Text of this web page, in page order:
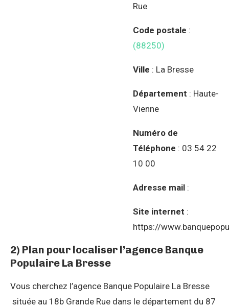
Rue
Code postale :
(88250)
Ville : La Bresse
Département : Haute-
Vienne
Numéro de
Téléphone : 03 54 22
10 00
Adresse mail :
Site internet :
https://
2) Plan pour localiser l’agence Banque
Populaire La Bresse
Vous cherchez l’agence Banque Populaire La Bresse
située au 18b Grande Rue dans le département du 87